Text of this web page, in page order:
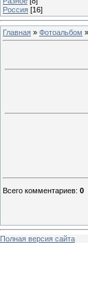
Россия [16]
Главная » Фотоальбом »
Всего комментариев: 0
Полная версия сайта